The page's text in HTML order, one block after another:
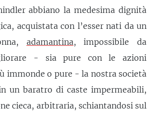
abbiano la medesima dignità
acquistata con l’esser nati da un
adamantina, impossibile da
- sia pure con le azioni
immonde o pure - la nostra società
un baratro di caste impermeabili,
cieca, arbitraria, schiantandosi sul